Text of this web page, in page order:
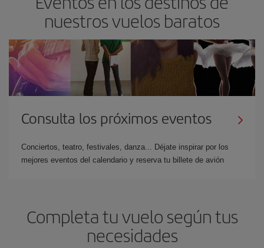
nuestros vuelos baratos
Consulta los próximos eventos
Conciertos, teatro, festivales, danza... Déjate inspirar por los
mejores eventos del calendario y reserva tu billete de avión
Completa tu vuelo según tus
necesidades